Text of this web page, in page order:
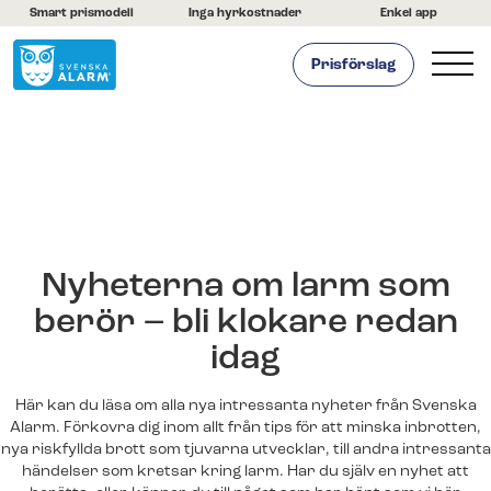
Smart prismodell Inga hyrkostnader Enkel app
Prisförslag
Nyheterna om larm som
berör – bli klokare redan
idag
Här kan du läsa om alla nya intressanta nyheter från Svenska
Alarm. Förkovra dig inom allt från tips för att minska inbrotten,
nya riskfyllda brott som tjuvarna utvecklar, till andra intressanta
händelser som kretsar kring larm. Har du själv en nyhet att